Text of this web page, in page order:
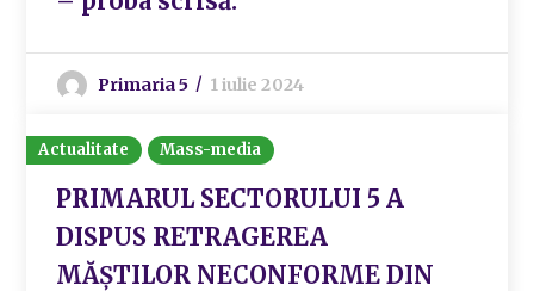
Primaria 5 1 iulie 2024
Actualitate Mass-media
PRIMARUL SECTORULUI 5 A
DISPUS RETRAGEREA
MĂȘTILOR NECONFORME DIN